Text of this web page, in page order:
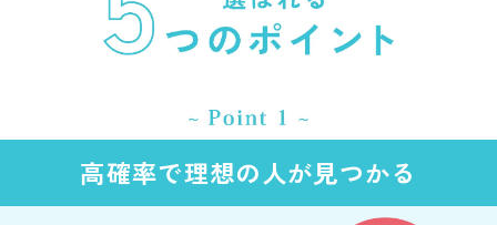
高確率で理想の人が見つかる